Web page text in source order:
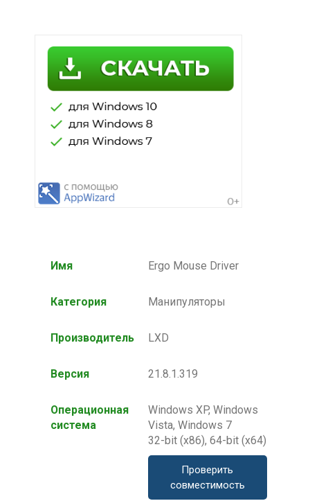
Имя Ergo Mouse Driver
Категория Манипуляторы
Производитель LXD
Версия 21.8.1.319
Операционная
система
Windows XP, Windows
Vista, Windows 7
32-bit (x86), 64-bit (x64)
Проверить
совместимость